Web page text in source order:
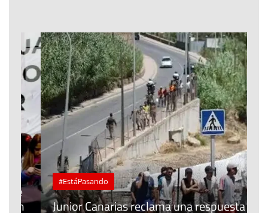
#EstáPasando
Junior Canarias reclama una respuesta